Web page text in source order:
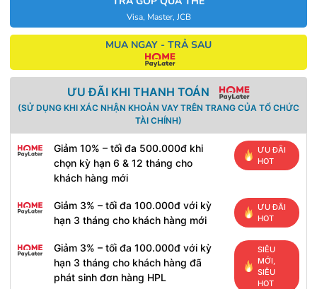
Visa, Master, JCB
MUA NGAY - TRẢ SAU
ƯU ĐÃI KHI THANH TOÁN
(SỬ DỤNG KHI XÁC NHẬN KHOẢN VAY TRÊN TRANG CỦA TỔ CHỨC
TÀI CHÍNH)
Giảm 10% – tối đa 500.000đ khi
chọn kỳ hạn 6 & 12 tháng cho
khách hàng mới
ƯU ĐÃI
HOT
Giảm 3% – tối đa 100.000đ với kỳ
hạn 3 tháng cho khách hàng mới
ƯU ĐÃI
HOT
Giảm 3% – tối đa 100.000đ với kỳ
hạn 3 tháng cho khách hàng đã
phát sinh đơn hàng HPL
SIÊU
MỚI,
SIÊU
HOT